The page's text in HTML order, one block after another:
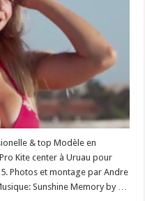
& top Modèle en
Kite center à Uruau pour
Photos et montage par Andre
Sunshine Memory by …